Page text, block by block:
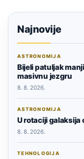
Najnovije
ASTRONOMIJA
Bijeli patuljak
masivnu jezgru
8. 8. 2026.
ASTRONOMIJA
U rotaciji galaksija
8. 8. 2026.
TEHNOLOGIJA